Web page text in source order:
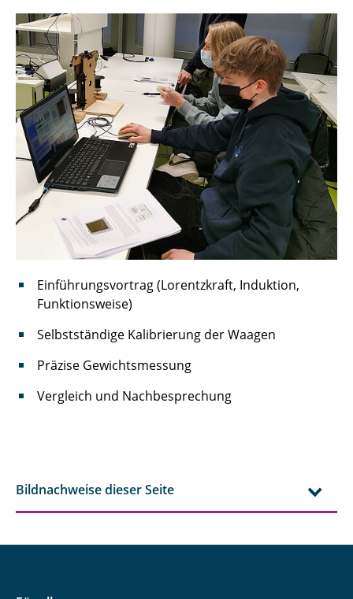
Einführungsvortrag (Lorentzkraft, Induktion,
Funktionsweise)
Selbstständige Kalibrierung der Waagen
Präzise Gewichtsmessung
Vergleich und Nachbesprechung
Bildnachweise dieser Seite